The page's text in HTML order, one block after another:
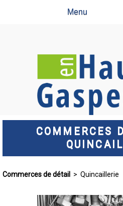
Menu
COMMERCES
Commerces de détail > Quincaillerie